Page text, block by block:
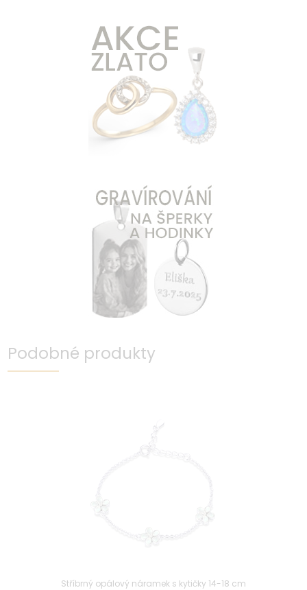
Podobné produkty
Stříbrný opálový náramek s kytičky 14-18 cm